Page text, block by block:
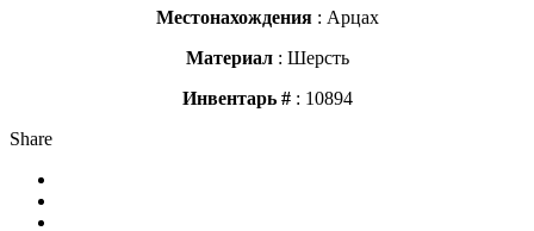
Местонахождения: Арцах
Материал: Шерсть
Инвентарь #: 10894
Share